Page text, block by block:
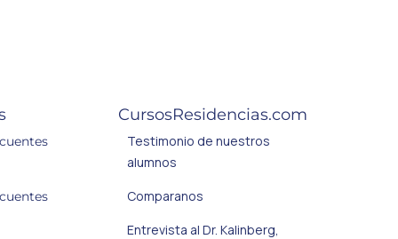
CursosResidencias.com
Testimonio de nuestros
alumnos
Comparanos
Entrevista al Dr. Kalinberg,